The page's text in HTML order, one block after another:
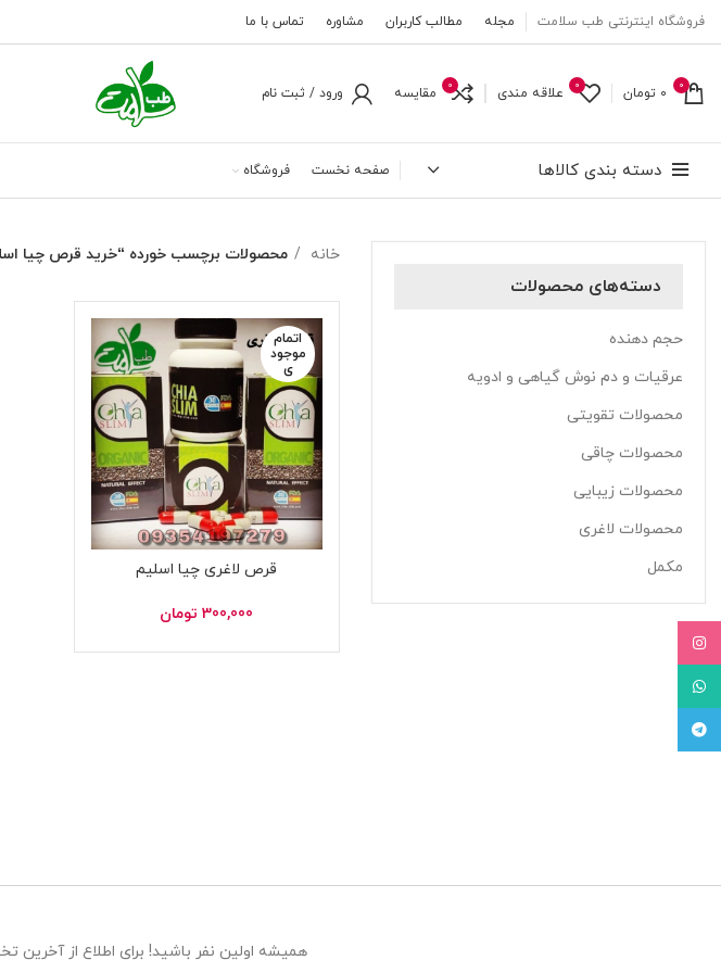
فروشگاه اینترنتی طب سلامت مجله مطالب کاربران مشاوره تماس با ما
0
0 تومان 0 علاقه مندی 0 مقایسه ورود / ثبت نام
دسته بندی کالاها صفحه نخست فروشگاه
دسته‌های محصولات
حجم دهنده
عرقیات و دم نوش گیاهی و ادویه
محصولات تقویتی
محصولات چاقی
محصولات زیبایی
محصولات لاغری
مکمل
خانه محصولات برچسب خورده “خرید قرص چیا
اتمام
موجود
ی
قرص لاغری چیا اسلیم
300,000 تومان
همیشه اولین نفر باشید! برای اطلاع از آخرین